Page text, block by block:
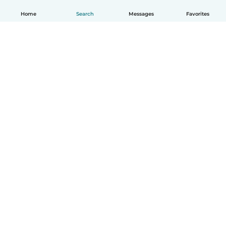
Home Search Messages Favorites